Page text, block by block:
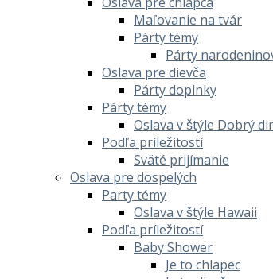
Maľovanie na tvár
Párty témy
Párty
Oslava pre dievča
Párty doplnky
Párty témy
Oslava v štýle Dobrý
Podľa príležitostí
Sväté prijímanie
Oslava pre dospelých
Party témy
Oslava v štýle Hawaii
Podľa príležitostí
Baby Shower
Je to chlapec